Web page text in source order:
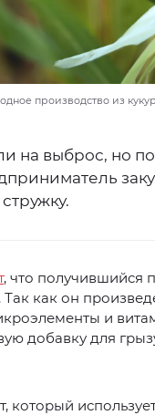
производство из
на выброс, но
, что получившийся
Так как он
и
добавку для
который